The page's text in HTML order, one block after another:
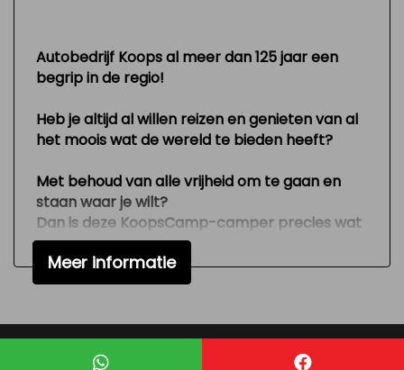
Exterieur
Buitenspiegels elektrisch verstelbaar
Lichtmetalen velgen
Parkeersensor achter
Trekhaak
Zijschuifdeur rechts
Interieur
Airco
Hoofdsteunen voor
Autobedrijf Koops al meer dan 125 jaar een
begrip in de regio!
Heb je altijd al willen reizen en genieten van al
het moois wat de wereld te bieden heeft?
Met behoud van alle vrijheid om te gaan en
staan waar je wilt?
Dan is deze KoopsCamp-camper precies wat
je zoekt.
Deze mooie, in nieuwstaat verkerende
buscamper (4 slaapplaatsen) met 16 inch
versie, bouwjaar 2012 en heeft slechts 72.000
Meer informatie
Mogelijk gemaakt door